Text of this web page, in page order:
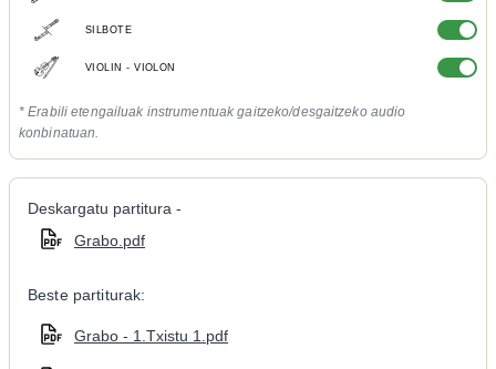
SILBOTE
VIOLIN - VIOLON
* Erabili etengailuak instrumentuak gaitzeko/desgaitzeko audio
konbinatuan.
Deskargatu partitura -
Grabo.pdf
Beste partiturak:
Grabo - 1.Txistu 1.pdf